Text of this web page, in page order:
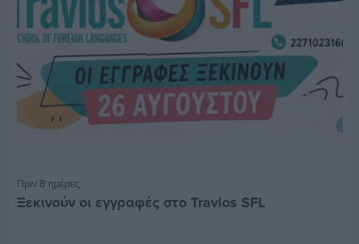
Πριν 8 ημέρες
Ξεκινούν οι εγγραφές στο Travlos SFL